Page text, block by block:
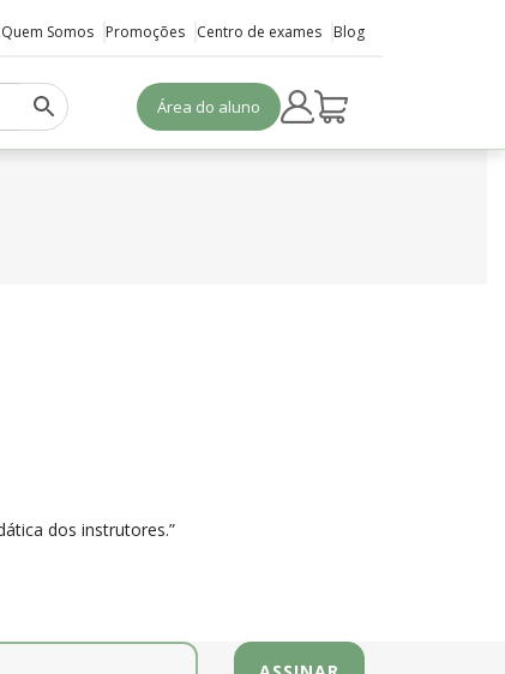
Área do aluno
Quem Somos Promoções Centro de exames Blog
dos instrutores.”